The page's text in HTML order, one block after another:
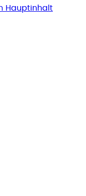
Hauptinhalt